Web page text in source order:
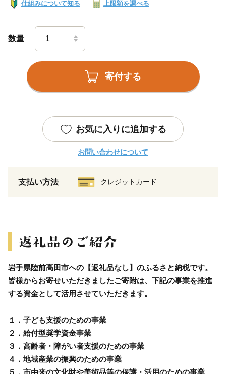
仕組みについて知る 上限額を調べる
数量
寄付する
お気に入りに追加する
お問い合わせについて
支払い方法 クレジットカード
岩手県陸前高田市への【返礼品なし】のふるさと納税です。
皆様からお寄せいただきましたご寄附は、下記の事業を推進
する資金として活用させていただきます。
１．子ども支援のための事業
２．給付型奨学資金事業
３．高齢者・障がい者支援のための事業
４．地域産業の振興のための事業
５．市由来の文化財や美術品等の保護・活用のための事業